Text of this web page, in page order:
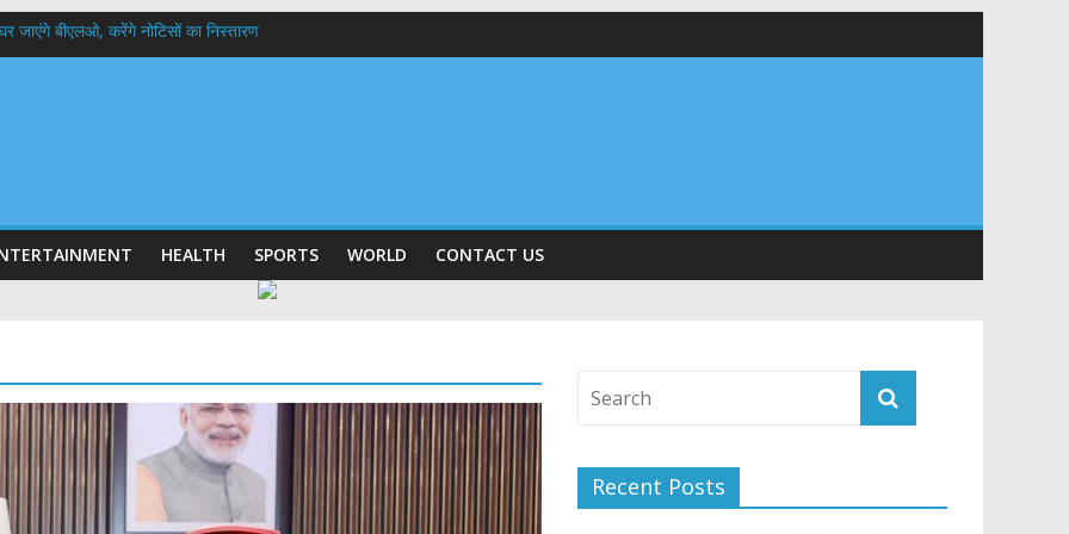
जाएंगे बीएलओ, करेंगे नोटिसों का निस्तारण
रहें अधिकारी-मुख्य सचिव मानसून-एसईओसी से मुख्य सचिव ने की विस्तृत समीक्षा कहा-बंद सड़कों को शीघ्र खोला जाए, लोगों को न हो दिक्कत
HEALTH SPORTS WORLD CONTACT US
Recent Posts